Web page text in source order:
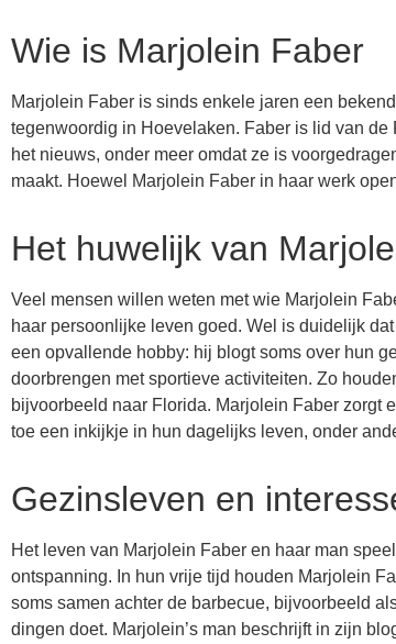
Wie is Marjolein Faber
Marjolein Faber is sinds enkele jaren een
tegenwoordig in Hoevelaken. Faber is lid van
het nieuws, onder meer omdat ze is
maakt. Hoewel Marjolein Faber in haar werk
Het huwelijk van
Veel mensen willen weten met wie Marjolein
haar persoonlijke leven goed. Wel is duidelijk
een opvallende hobby: hij blogt soms over hun
doorbrengen met sportieve activiteiten. Zo
bijvoorbeeld naar Florida. Marjolein Faber zorgt
toe een inkijkje in hun dagelijks leven, onder
Gezinsleven en
Het leven van Marjolein Faber en haar man
ontspanning. In hun vrije tijd houden Marjolein
soms samen achter de barbecue, bijvoorbeeld
dingen doet. Marjolein’s man beschrijft in zijn